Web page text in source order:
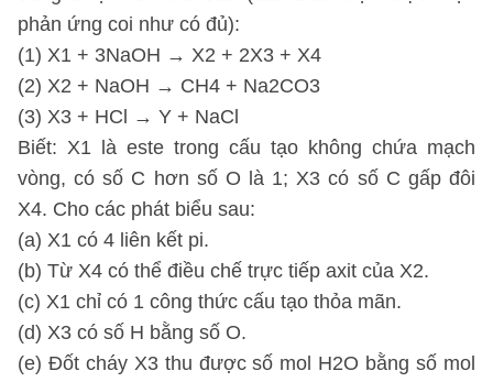
phản ứng coi như có đủ):
(1) X1 + 3NaOH → X2 + 2X3 + X4
(2) X2 + NaOH → CH4 + Na2CO3
(3) X3 + HCl → Y + NaCl
Biết: X1 là este trong cấu tạo không chứa mạch
vòng, có số C hơn số O là 1; X3 có số C gấp đôi
X4. Cho các phát biểu sau:
(a) X1 có 4 liên kết pi.
(b) Từ X4 có thể điều chế trực tiếp axit của X2.
(c) X1 chỉ có 1 công thức cấu tạo thỏa mãn.
(d) X3 có số H bằng số O.
(e) Đốt cháy X3 thu được số mol H2O bằng số mol